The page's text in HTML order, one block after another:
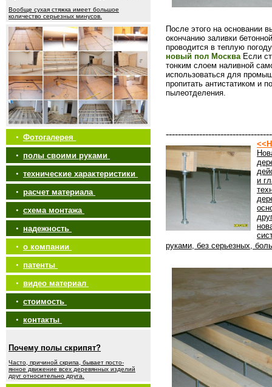
Вообще сухая стяжка имеет большое
количество серьезных минусов.
• Фотогалерея
• полы своими руками
• технические характеристики
• расчет материала
• схема монтажа
• надежность
• о компании
• патенты
• видео материал
• стоимость
• контакты
Почему полы скрипят?
Часто, причиной скрипа, бывает посто-
янное движение всех деревянных изделий
друг относительно друга.
После этого на основании
окончанию заливки
проводится в теплую
новый пол МоскваЕсли
тонким слоем наливной
использоваться для
пропитать антистатиком и
пылеотделения.
и
руками, без серьезных,